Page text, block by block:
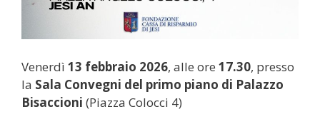
Venerdì 13 febbraio 2026, alle ore 17.30, presso
la Sala Convegni del primo piano di Palazzo
Bisaccioni (Piazza Colocci 4)